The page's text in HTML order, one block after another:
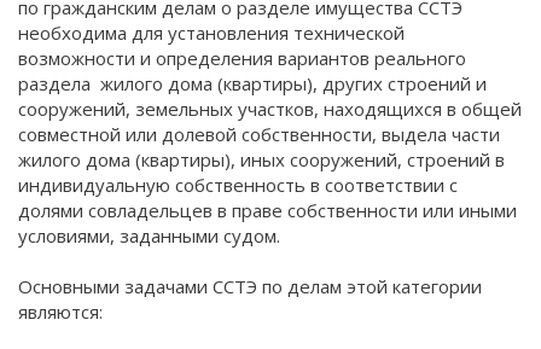
по гражданским делам о разделе имущества ССТЭ
необходима для установления технической
возможности и определения вариантов реального
раздела жилого дома (квартиры), других строений и
сооружений, земельных участков, находящихся в общей
совместной или долевой собственности, выдела части
жилого дома (квартиры), иных сооружений, строений в
индивидуальную собственность в соответствии с
долями совладельцев в праве собственности или иными
условиями, заданными судом.
Основными задачами ССТЭ по делам этой категории
являются: